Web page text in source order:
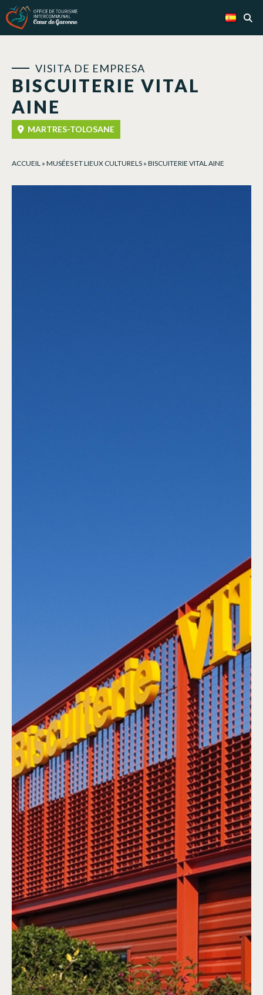
BISCUITERIE VITAL
AINE
VISITA DE EMPRESA
MARTRES-TOLOSANE
ACCUEIL » MUSÉES ET LIEUX CULTURELS » BISCUITERIE VITAL AINE
Panel de gestión de cookies